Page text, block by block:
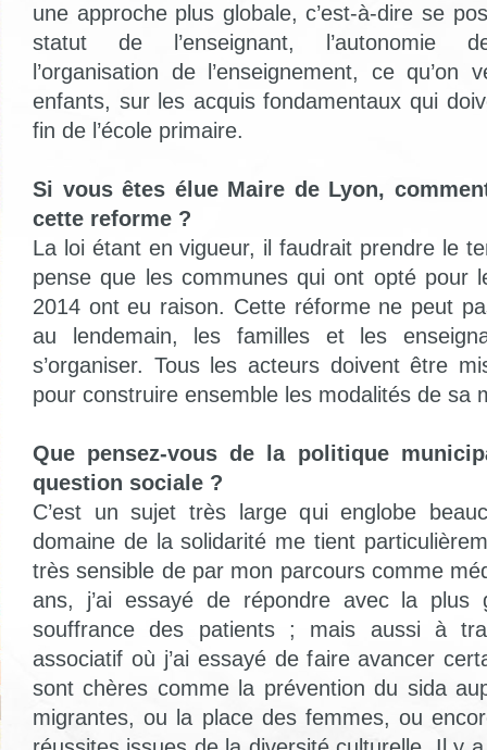
une approche plus globale, c’est-à-dire se
statut de l’enseignant, l’autonomie
l’organisation de l’enseignement, ce qu’on
enfants, sur les acquis fondamentaux qui
fin de l’école primaire.
Si vous êtes élue Maire de Lyon,
cette reforme ?
La loi étant en vigueur, il faudrait prendre le
pense que les communes qui ont opté pour
2014 ont eu raison. Cette réforme ne peut
au lendemain, les familles et les
s’organiser. Tous les acteurs doivent être
pour construire ensemble les modalités de sa
Que pensez-vous de la politique
question sociale ?
C’est un sujet très large qui englobe
domaine de la solidarité me tient
très sensible de par mon parcours comme
ans, j’ai essayé de répondre avec la plus
souffrance des patients ; mais aussi à
associatif où j’ai essayé de faire avancer
sont chères comme la prévention du sida
migrantes, ou la place des femmes, ou